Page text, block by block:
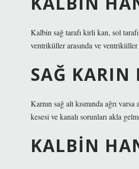
Kalbin sağ tarafı kirli kan, sol
ventriküller arasında ve
SAĞ KARIN
Karnın sağ alt kısmında ağrı
kesesi ve kanalı sorunları akla
KALBIN